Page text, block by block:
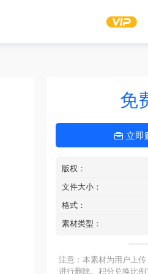
免
立即
版权：
文件大小：
格式：
素材类型：
注意：本素材为用户上
进行删除。积分兑换比